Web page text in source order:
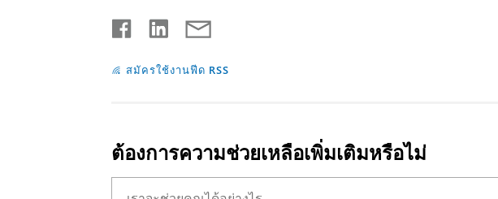
สมัครใช้งานฟีด RSS
ต้องการความช่วยเหลือเพิ่มเติมหรือไม่